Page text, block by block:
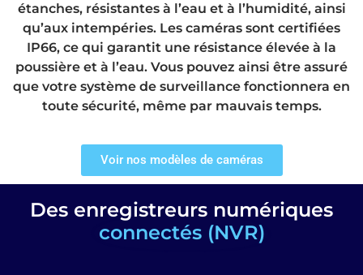
étanches, résistantes à l’eau et à l’humidité, ainsi
qu’aux intempéries. Les caméras sont certifiées
IP66, ce qui garantit une résistance élevée à la
poussière et à l’eau. Vous pouvez ainsi être assuré
que votre système de surveillance fonctionnera en
toute sécurité, même par mauvais temps.
Voir nos modèles de caméras
Des enregistreurs numériques
connectés (NVR)